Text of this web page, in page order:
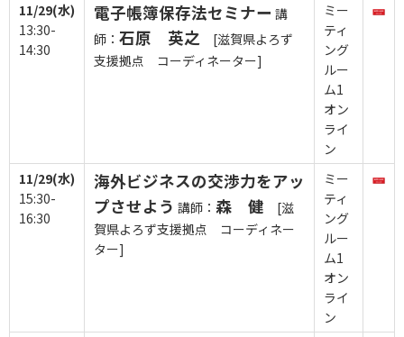
11/29(水)
13:30-
14:30
電子帳簿保存法セミナー 講
師： 石原 英之 [滋賀県よろず
支援拠点 コーディネーター]
ミー
ティ
ング
ルー
ム1
オン
ライ
ン
11/29(水)
15:30-
16:30
海外ビジネスの交渉力をアッ
プさせよう 講師： 森 健 [滋
賀県よろず支援拠点 コーディネー
ター]
ミー
ティ
ング
ルー
ム1
オン
ライ
ン